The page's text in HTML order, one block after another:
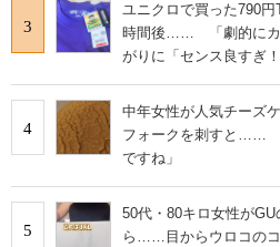
3
ユニクロで買った790
時間後…… 「劇的にカ
がりに「センス良すぎ！
4
中年女性が人気チーズ
フォークを刺すと……
ですね」
5
50代・80キロ女性がGU
ら……目からウロコのコ